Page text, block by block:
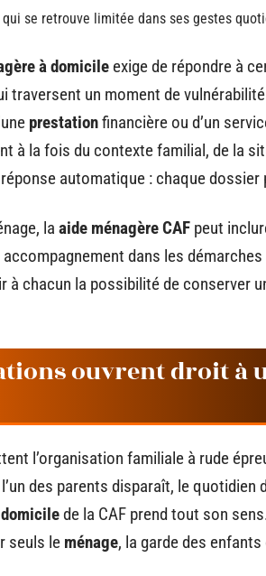
qui se retrouve limitée dans ses gestes
à domicile exige de répondre à
traversent un moment de
prestationfinancière ou d’un
à la fois du contexte familial, de la
automatique : chaque dossier
la aide ménagère CAF peut
dans les
à chacun la possibilité de conserver
ouvrent droit à
l’organisation familiale à rude
des parents disparaît, le quotidien
de la CAF prend tout son
seuls le ménage, la garde des